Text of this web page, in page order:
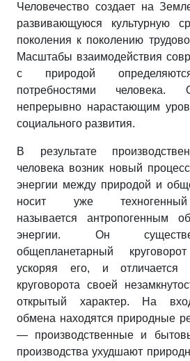
Человечество создает на
развивающуюся культурную
поколения к поколению
Масштабы взаимодействия
с природой
потребностями
непрерывно нарастающим
социального развития.
В результате
человека возник новый
энергии между природой и
носит уже
называется антропогенным
энергии. Он
общепланетарный
ускоряя его, и отличается
круговорота своей
открытый характер. На
обмена находятся природные
— производственные и
производства ухудшают